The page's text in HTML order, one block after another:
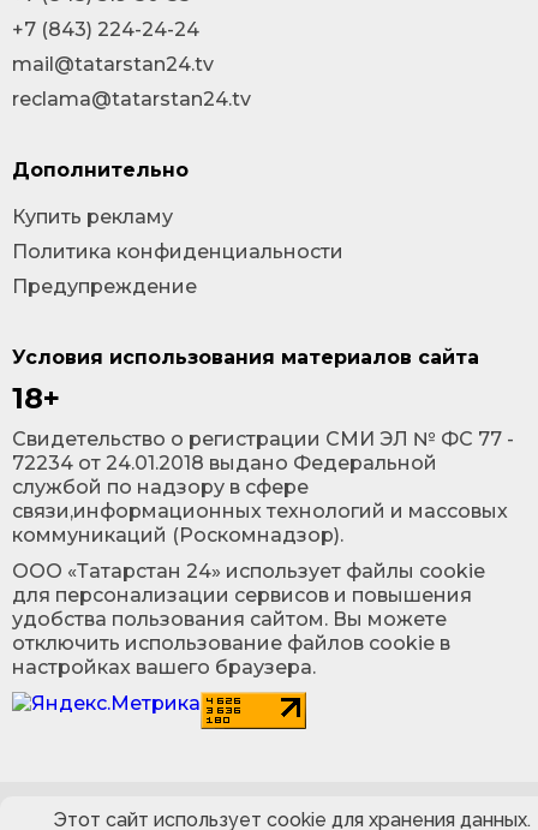
Условия использования материалов сайта
18+
Cвидетельство о регистрации СМИ ЭЛ № ФС 77 -
72234 от 24.01.2018 выдано Федеральной
службой по надзору в сфере
связи,информационных технологий и массовых
коммуникаций (Роскомнадзор).
ООО «Татарстан 24» использует файлы cookie
для персонализации сервисов и повышения
удобства пользования сайтом. Вы можете
отключить использование файлов cookie в
настройках вашего браузера.
+7 (843) 224-24-24
mail@tatarstan24.tv
reclama@tatarstan24.tv
Дополнительно
Купить рекламу
Политика конфиденциальности
Предупреждение
Этот сайт использует cookie для хранения данных.